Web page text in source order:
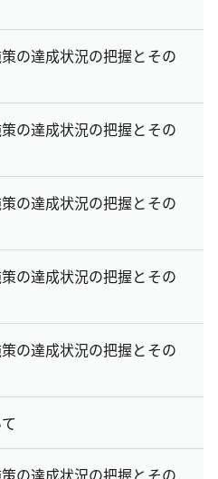
の達成状況の把握とその
の達成状況の把握とその
の達成状況の把握とその
の達成状況の把握とその
の達成状況の把握とその
の達成状況の把握とその